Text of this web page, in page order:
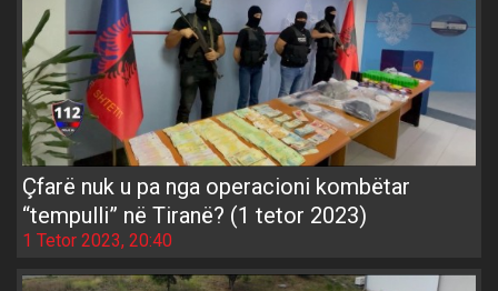
Çfarë nuk u pa nga operacioni kombëtar
“tempulli” në Tiranë? (1 tetor 2023)
1 Tetor 2023, 20:40